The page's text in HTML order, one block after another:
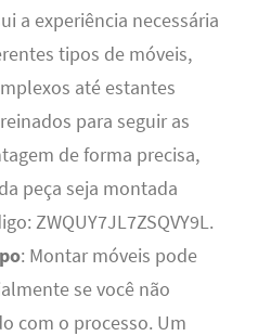
a experiência necessária
tipos de móveis,
até estantes
para seguir as
de forma precisa,
peça seja montada
ZWQUY7JL7ZSQVY9L.
: Montar móveis pode
se você não
com o processo. Um